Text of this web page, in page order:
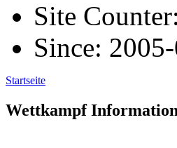
Site
Since:
Startseite
Wettkampf